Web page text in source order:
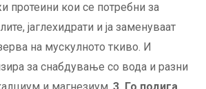
протеини кои се потребни за
јаглехидрати и ја заменуваат
на мускулното ткиво. И
за снабдување со вода и разни